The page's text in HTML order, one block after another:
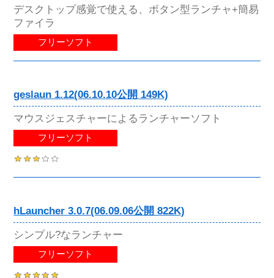
デスクトップ感覚で使える、ボタン型ランチャ+簡易
ファイラ
フリーソフト
geslaun 1.12(06.10.10公開 149K)
マウスジェスチャーによるランチャーソフト
フリーソフト
hLauncher 3.0.7(06.09.06公開 822K)
シンプル?なランチャー
フリーソフト